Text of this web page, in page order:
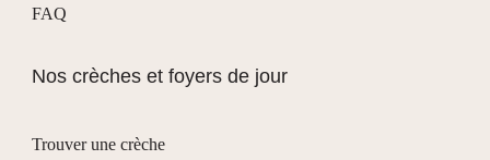
FAQ
Nos crèches et foyers de jour
Trouver une crèche